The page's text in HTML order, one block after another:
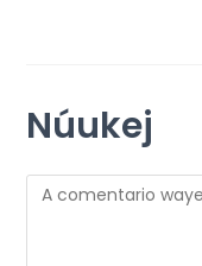
Núukej